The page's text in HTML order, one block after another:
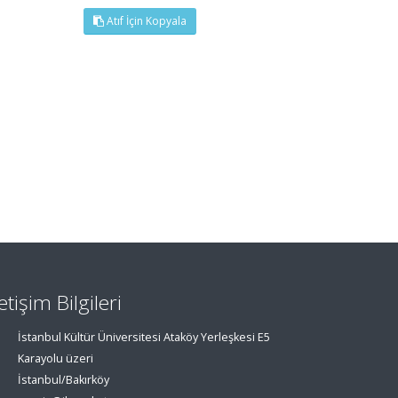
Atıf İçin Kopyala
Bilgileri
İstanbul Kültür Üniversitesi Ataköy Yerleşkesi E5
Karayolu üzeri
İstanbul/Bakırköy